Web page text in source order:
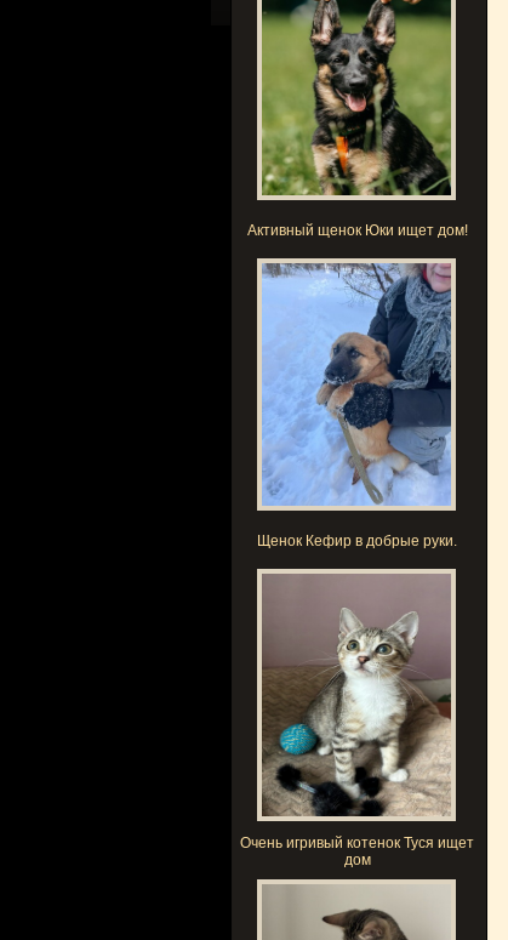
Активный щенок Юки ищет дом!
Щенок Кефир в добрые руки.
Очень игривый котенок Туся ищет
дом